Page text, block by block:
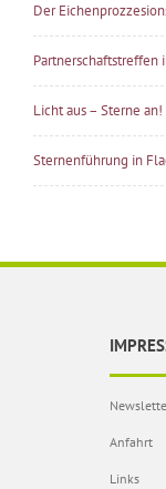
Der
Partnerschaftstreffen
Licht aus – Sterne an!
Sternenführung in
Anfahrt
Links